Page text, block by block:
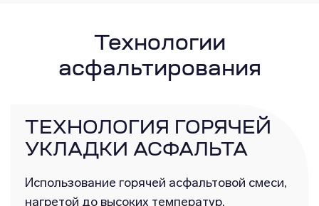
Технологии
асфальтирования
ТЕХНОЛОГИЯ ГОРЯЧЕЙ
УКЛАДКИ АСФАЛЬТА
Использование горячей асфальтовой смеси,
нагретой до высоких температур,